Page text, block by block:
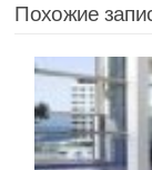
Похожие